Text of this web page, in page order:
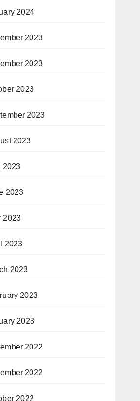
2024
2023
2023
2023
2023
2023
2023
2023
2023
2023
2023
2023
2023
2022
2022
2022